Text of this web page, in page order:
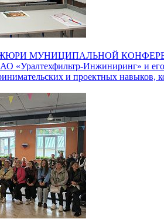
МУНИЦИПАЛЬНОЙ
«Уралтехфильтр-Инжиниринг» и
и проектных